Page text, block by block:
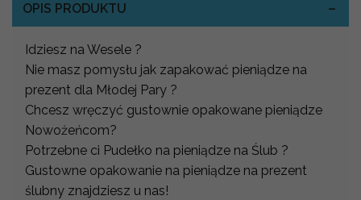
OPIS PRODUKTU
Idziesz na Wesele ?
Nie masz pomysłu jak zapakować pieniądze na
prezent dla Młodej Pary ?
Chcesz wręczyć gustownie opakowane pieniądze
Nowożeńcom?
Potrzebne ci Pudełko na pieniądze na Ślub ?
Gustowne opakowanie na pieniądze na prezent
ślubny znajdziesz u nas!